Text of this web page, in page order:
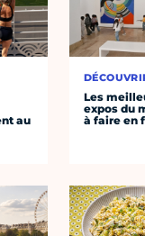
au
Les
expos du
à faire en